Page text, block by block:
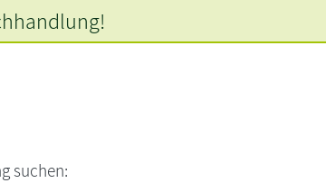
‍s‍u‍c‍h‍e‍n‍:‍